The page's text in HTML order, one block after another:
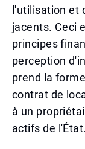
l'utilisation et
jacents. Ceci
principes
perception
prend la
contrat de
à un
actifs de l'État.